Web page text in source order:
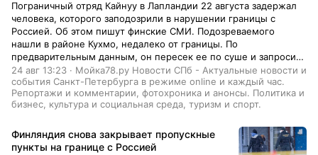
Погрaничный отряд Кайнуу в Лапландии 22 августа задержал
человека, которого заподозрили в нарушении грaницы с
Россией. Об этом пишут финские СМИ. Подозреваемого
нашли в районе Кухмо, недалеко от грaницы. По
предварительным данным, он пересек ее по суше и запросил
убежище в Финляндии. Как сообщил директор погранотряда
Кайнуу Топи Пииройнен, предварительное расследование в
любом случае будет
24 авг 13:23 · Мойка78.ру Новости СПб - Актуальные новости и
события Санкт-Петербурга в режиме online и каждый час.
Репортажи и комментарии, фотохроника и анонсы. Политика и
бизнес, культура и социальная среда, туризм и спорт.
Финляндия снова закрывает пропускные
пункты на границе с Россией